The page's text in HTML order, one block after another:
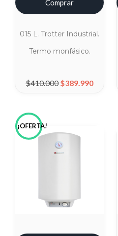
Comprar
015 L. Trotter Industrial.
Termo monfásico.
$410.000
El precio original era: $410.000.
$389.990
¡OFERTA!